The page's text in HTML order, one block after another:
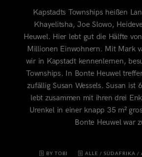
Kapstadts Townships heißen
Khayelitsha, Joe Slowo,
Heuwel. Hier lebt gut die Hälfte
Millionen Einwohnern. Mit Mark
wir in Kapstadt kennenlernen,
Townships. In Bonte Heuwel
zufällig Susan Wessels. Susan ist
lebt zusammen mit ihren drei
Urenkel in einer knapp 35 m²
Bonte Heuwel war
BY TOBI ALLE /SÜDAFRIKA /